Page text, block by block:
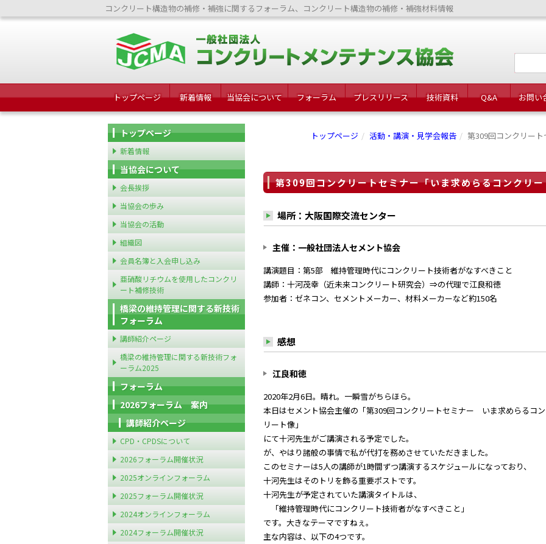
コンクリート構造物の補修・補強に関するフォーラム、コンクリート構造物の補修・補強材料情報
トップページ 新着情報 当協会について フォーラム プレスリリース 技術資料 Q&A お問い
トップページ 活動・講演・見学会報告 第309回コンクリー
第309回コンクリートセミナー「いま求めらるコンクリ
場所：大阪国際交流センター
主催：一般社団法人セメント協会
講演題目：第5部 維持管理時代にコンクリート技術者がなすべきこと
講師：十河茂幸（近未来コンクリート研究会）⇒の代理で江良和徳
参加者：ゼネコン、セメントメーカー、材料メーカーなど約150名
感想
江良和徳
2020年2月6日。晴れ。一瞬雪がちらほら。
本日はセメント協会主催の「第309回コンクリートセミナー いま求めらるコ
リート像」
にて十河先生がご講演される予定でした。
が、やはり諸般の事情で私が代打を務めさせていただきました。
このセミナーは5人の講師が1時間ずつ講演するスケジュールになっており、
十河先生はそのトリを飾る重要ポストです。
十河先生が予定されていた講演タイトルは、
「維持管理時代にコンクリート技術者がなすべきこと」
です。大きなテーマですねぇ。
主な内容は、以下の4つです。
トップページ
新着情報
当協会について
会長挨拶
当協会の歩み
当協会の活動
組織図
会員名簿と入会申し込み
亜硝酸リチウムを使用したコンクリ
ート補修技術
橋梁の維持管理に関する新技術
フォーラム
講師紹介ページ
橋梁の維持管理に関する新技術フォ
ーラム2025
フォーラム
2026フォーラム 案内
講師紹介ページ
CPD・CPDSについて
2026フォーラム開催状況
2025オンラインフォーラム
2025フォーラム開催状況
2024オンラインフォーラム
2024フォーラム開催状況